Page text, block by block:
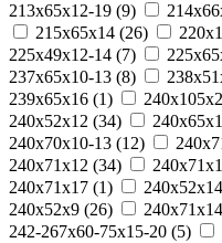
213x65x12-19 (9)
215х65х14 (26)
225x49x12-14 (7)
237x65x10-13 (8)
239х65х16 (1)
240x52x12 (34)
240x70x10-13 (12)
240x71x12 (34)
240x71x17 (1) 240х52х14
240х52х9 (26)
242-267x60-75x15-20 (5)